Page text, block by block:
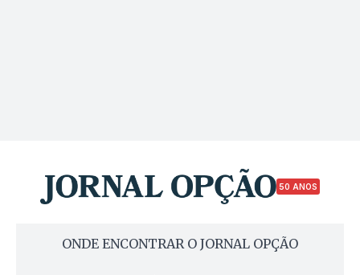
50 ANOS
ONDE ENCONTRAR O JORNAL OPÇÃO